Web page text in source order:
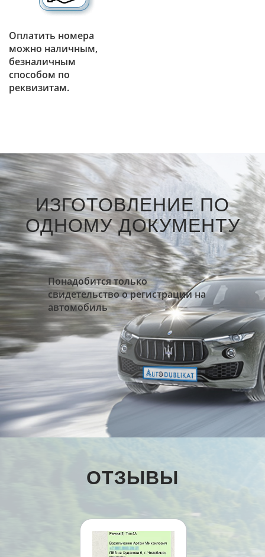
Оплатить номера
можно наличным,
безналичным
способом по
реквизитам.
ИЗГОТОВЛЕНИЕ ПО
ОДНОМУ ДОКУМЕНТУ
Понадобится только
свидетельство о регистрации на
автомобиль
ОТЗЫВЫ